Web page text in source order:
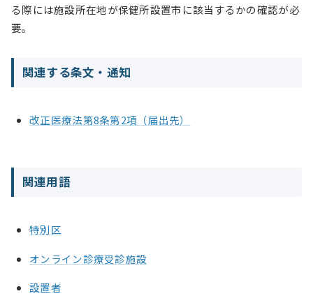
る際には施設所在地が保健所設置市に該当するかの確認が必
要。
関連する条文・通知
改正医療法第8条第2項（届出先）
関連用語
特別区
オンライン診療受診施設
設置者